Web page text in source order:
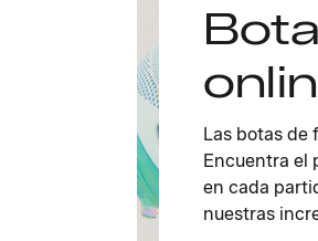
Las botas de
Encuentra el
en cada
nuestras